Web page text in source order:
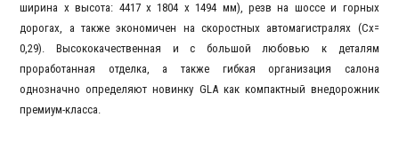
ширина x высота: 4417 x 1804 x 1494 мм), резв на шоссе и горных
дорогах, а также экономичен на скоростных автомагистралях (Cx=
0,29). Высококачественная и с большой любовью к деталям
проработанная отделка, а также гибкая организация салона
однозначно определяют новинку GLA как компактный внедорожник
премиум-класса.